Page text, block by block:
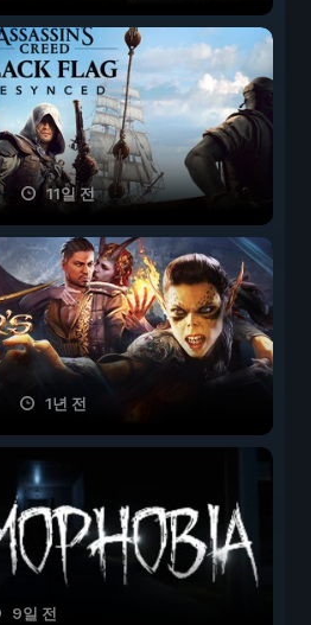
11일 전
1년 전
9일 전